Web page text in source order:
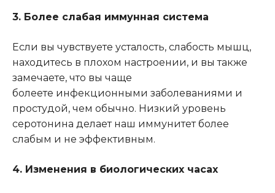
3. Более слабая иммунная система
Если вы чувствуете усталость, слабость мышц,
находитесь в плохом настроении, и вы также
замечаете, что вы чаще
болеете инфекционными заболеваниями и
простудой, чем обычно. Низкий уровень
серотонина делает наш иммунитет более
слабым и не эффективным.
4. Изменения в биологических часах